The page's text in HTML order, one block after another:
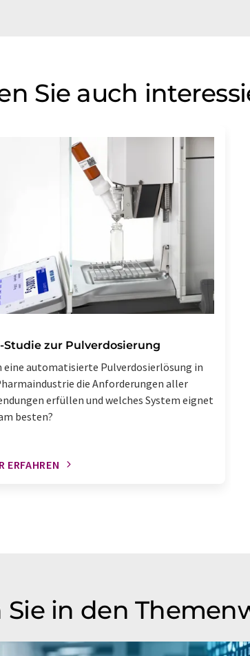
Sie auch
Studie zur Pulverdosierung
eine automatisierte Pulverdosierlösung in
die Anforderungen aller
erfüllen und welches System eignet
besten?
ERFAHREN
in den